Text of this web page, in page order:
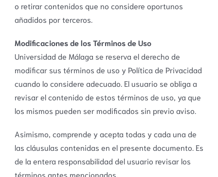
o retirar contenidos que no considere oportunos
añadidos por terceros.
Modificaciones de los Términos de Uso
Universidad de Málaga se reserva el derecho de
modificar sus términos de uso y Política de Privacidad
cuando lo considere adecuado. El usuario se obliga a
revisar el contenido de estos términos de uso, ya que
los mismos pueden ser modificados sin previo aviso.
Asimismo, comprende y acepta todas y cada una de
las cláusulas contenidas en el presente documento. Es
de la entera responsabilidad del usuario revisar los
términos antes mencionados.